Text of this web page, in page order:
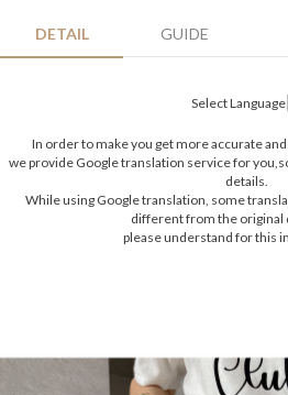
DETAIL GUIDE
Select Language
In order to make you get more accurate
we provide Google translation service for
details.
While using Google translation, some
different from the original
please understand for this